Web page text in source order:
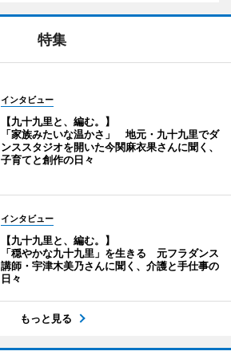
特集
インタビュー
【九十九里と、編む。】
「家族みたいな温かさ」 地元・九十九里でダ
ンススタジオを開いた今関麻衣果さんに聞く、
子育てと創作の日々
インタビュー
【九十九里と、編む。】
「穏やかな九十九里」を生きる 元フラダンス
講師・宇津木美乃さんに聞く、介護と手仕事の
日々
もっと見る